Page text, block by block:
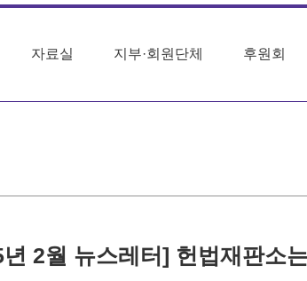
자료실 지부·회원단체 후원회
2월 뉴스레터] 헌법재판소